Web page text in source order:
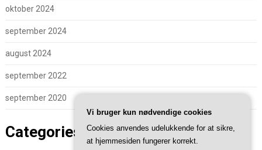
oktober 2024
september 2024
august 2024
september 2022
september 2020
Categories
Vi bruger kun nødvendige cookies
Cookies anvendes udelukkende for at sikre,
at hjemmesiden fungerer korrekt.